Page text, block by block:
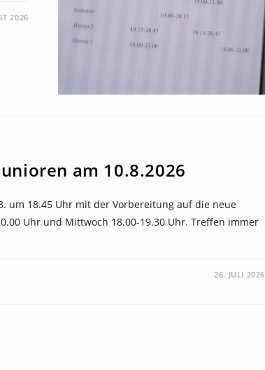
2026
am 10.8.2026
um 18.45 Uhr mit der Vorbereitung auf die neue
Uhr und Mittwoch 18.00-19.30 Uhr. Treffen immer
26. JULI 2026